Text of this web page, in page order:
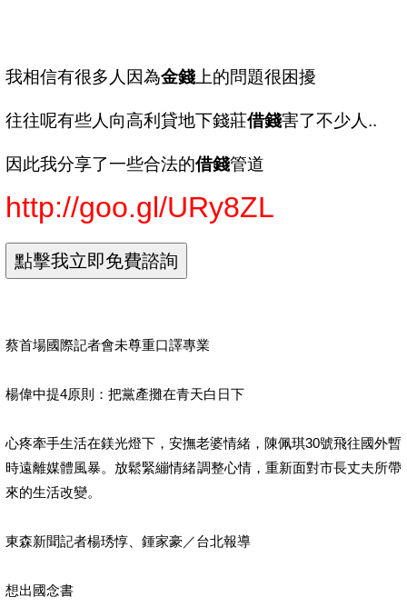
我相信有很多人因為金錢 上的問題很困擾
往往呢有些人向高利貸地下錢莊借錢害了不少人..
因此我分享了一些合法的借錢管道
http://goo.gl/URy8ZL
蔡首場國際記者會未尊重口譯專業
楊偉中提4原則：把黨產攤在青天白日下
心疼牽手生活在鎂光燈下，安撫老婆情緒，陳佩琪30號飛往國外暫
時遠離媒體風暴。放鬆緊繃情緒調整心情，重新面對市長丈夫所帶
來的生活改變。
東森新聞記者楊琇惇、鍾家豪／台北報導
想出國念書